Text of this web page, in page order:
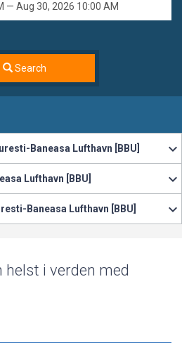
Search
Baneasa Lufthavn [BBU]
Lufthavn [BBU]
Baneasa Lufthavn [BBU]
helst i verden med